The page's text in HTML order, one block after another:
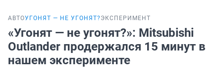
АВТОУГОНЯТ — НЕ УГОНЯТ?ЭКСПЕРИМЕНТ
«Угонят — не угонят?»: Mitsubishi
Outlander продержался 15 минут в
нашем эксперименте